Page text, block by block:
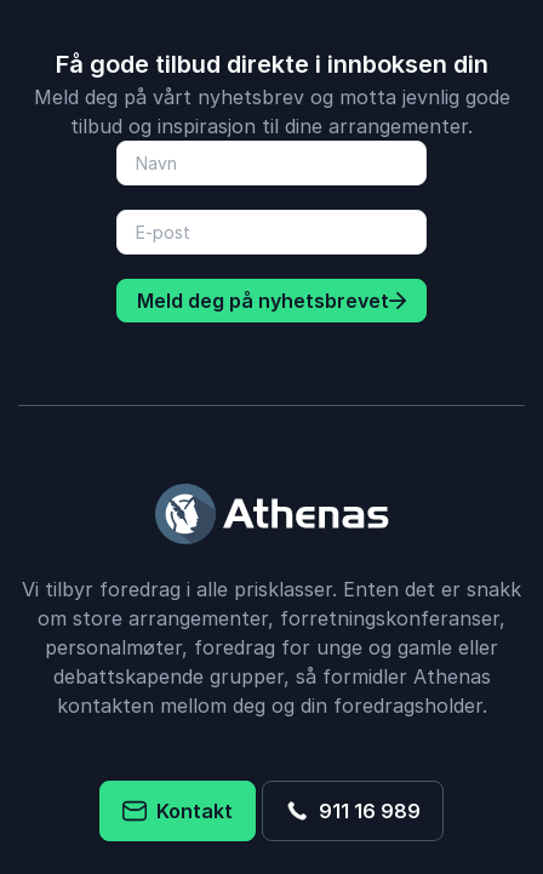
Få gode tilbud direkte i innboksen din
Meld deg på vårt nyhetsbrev og motta jevnlig gode
tilbud og inspirasjon til dine arrangementer.
Meld deg på nyhetsbrevet
Vi tilbyr foredrag i alle prisklasser. Enten det er snakk
om store arrangementer, forretningskonferanser,
personalmøter, foredrag for unge og gamle eller
debattskapende grupper, så formidler Athenas
kontakten mellom deg og din foredragsholder.
Kontakt 911 16 989